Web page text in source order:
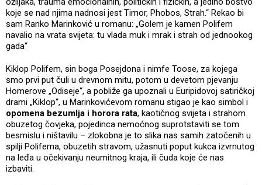
koje se nad njima nadnosi jest Timor, Phobos, Strah.“ Rekao bi
sam Ranko Marinković u romanu: „Golem je kamen Polifem
navalio na vrata svijeta: tu vlada muk i mrak i strah od jednookog
gada“
Kiklop Polifem, sin boga Posejdona i nimfe Toose, za kojega
smo prvi put čuli u drevnom mitu, potom u devetom pjevanju
Homerove „Odiseje“, a pobliže ga upoznali u Euripidovoj satiričkoj
drami „Kiklop“, u Marinkovićevom romanu stigao je kao simbol i
opomena bezumlja i horora rata, kaotičnog svijeta i strahom
obuzetog čovjeka, pojedinca nemoćnog suprotstaviti se tom
besmislu i ništavilu – zlokobna je to slika nas samih zatočenih u
spilji Polifema, obuzetih stravom, užasnuti poput kukca izvrnutog
na leđa u očekivanju neumitnog kraja, ili čuda koje će nas
izbaviti.